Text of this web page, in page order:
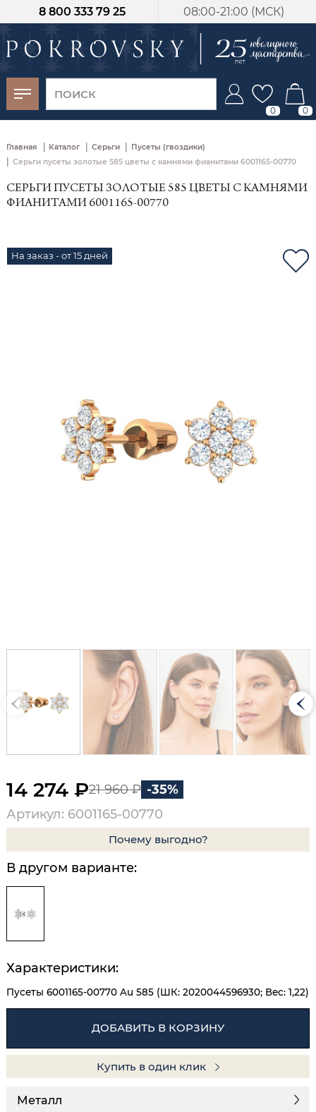
08:00-21:00 (МСК)
8 800 333 79 25
0 0
Главная | Каталог | Серьги | Пусеты (гвоздики)
| Серьги пусеты золотые 585 цветы с камнями фианитами 6001165-00770
СЕРЬГИ ПУСЕТЫ ЗОЛОТЫЕ 585 ЦВЕТЫ С КАМНЯМИ
ФИАНИТАМИ 6001165-00770
На заказ - от 15 дней
14 274 ₽21 960 ₽ -35%
Артикул: 6001165-00770
Почему выгодно?
В другом варианте:
Характеристики:
Пусеты 6001165-00770 Au 585 (ШК: 2020044596930; Вес: 1,22)
ДОБАВИТЬ В КОРЗИНУ
Купить в один клик
Металл
-30%
от 15 дней с
момента оплаты